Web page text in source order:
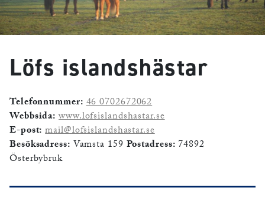
Löfs islandshästar
Telefonnummer: 46 0702672062
Webbsida: www.lofsislandshastar.se
E-post: mail@lofsislandshastar.se
Besöksadress: Vamsta 159 Postadress: 74892
Österbybruk